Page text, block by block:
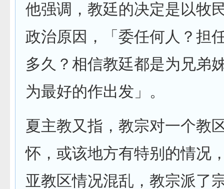
他强调，教廷的决定是以牧
政治原因，「委任何人？担
多久？相信教廷都是为兄弟
为最好的作出发」。
夏主教又指，教宗对一个教
怀，或该地方有特别的情况
亚教区情况混乱，教宗派了